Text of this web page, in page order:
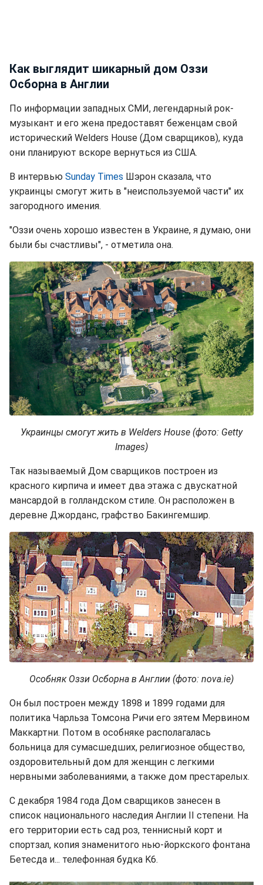
Как выглядит шикарный дом Оззи
Осборна в Англии
По информации западных СМИ, легендарный рок-
музыкант и его жена предоставят беженцам свой
исторический Welders House (Дом сварщиков), куда
они планируют вскоре вернуться из США.
В интервью Sunday Times Шэрон сказала, что
украинцы смогут жить в "неиспользуемой части" их
загородного имения.
"Оззи очень хорошо известен в Украине, я думаю, они
были бы счастливы", - отметила она.
Украинцы смогут жить в Welders House (фото: Getty
Images)
Так называемый Дом сварщиков построен из
красного кирпича и имеет два этажа с двускатной
мансардой в голландском стиле. Он расположен в
деревне Джорданс, графство Бакингемшир.
Особняк Оззи Осборна в Англии (фото: nova.ie)
Он был построен между 1898 и 1899 годами для
политика Чарльза Томсона Ричи его зятем Мервином
Маккартни. Потом в особняке располагалась
больница для сумасшедших, религиозное общество,
оздоровительный дом для женщин с легкими
нервными заболеваниями, а также дом престарелых.
С декабря 1984 года Дом сварщиков занесен в
список национального наследия Англии II степени. На
его территории есть сад роз, теннисный корт и
спортзал, копия знаменитого нью-йоркского фонтана
Бетесда и... телефонная будка K6.